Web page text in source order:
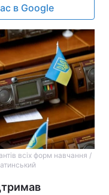
в Google
всіх форм навчання /